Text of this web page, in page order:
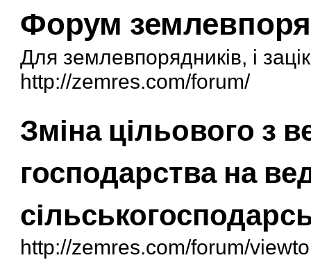
Форум
Для землевпорядників, і
http://zemres.com/forum/
Зміна цільового з
господарства на
http://zemres.com/forum/